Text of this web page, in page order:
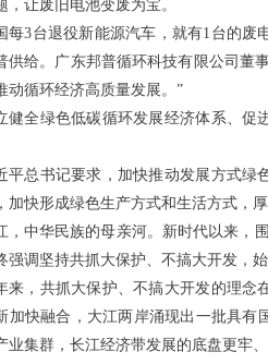
，让废旧电池变废为宝。
每3台退役新能源汽车，就有1台的废
供给。广东邦普循环科技有限公司董
动循环经济高质量发展。”
健全绿色低碳循环发展经济体系、促
平总书记要求，加快推动发展方式绿
加快形成绿色生产方式和生活方式，
，中华民族的母亲河。新时代以来，
强调坚持共抓大保护、不搞大开发，
来，共抓大保护、不搞大开发的理念
加快融合，大江两岸涌现出一批具
业集群，长江经济带发展的底盘更牢